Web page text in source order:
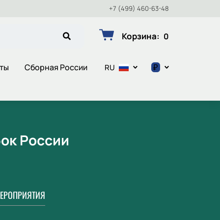
+7 (499) 460-63-48
Корзина: 0
Сборная России RU ₽
России